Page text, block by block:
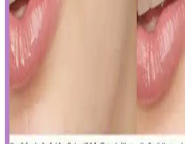
Ağız Bakımı ve Hijyenin Temel
Diş Temizliği ve Koruyucu Ürünler
Diş macunu ve diş fırçası, ağız hijyeninin
içeren ürünler dişleri güçlendirir, düzenli
sağlar.
Uzun Süre Kalıcı ve Doğal Mat
Günlük Kullanım İçin En İyi
dayanıklı formülleriyle gün boyu tazelik